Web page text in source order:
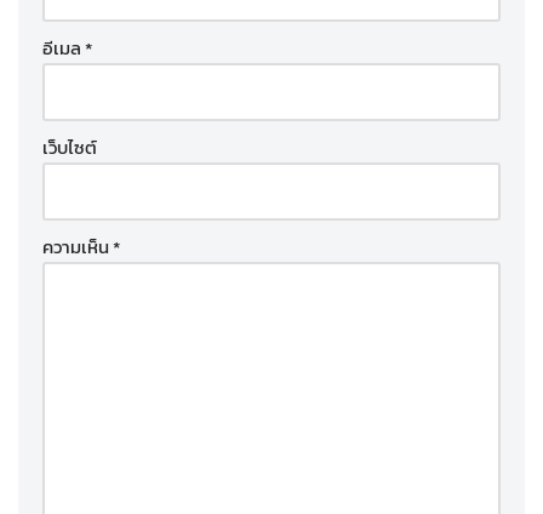
อีเมล*
เว็บไซต์
ความเห็น*